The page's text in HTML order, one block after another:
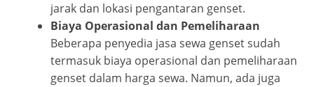
jarak dan lokasi pengantaran genset.
Biaya Operasional dan Pemeliharaan
Beberapa penyedia jasa sewa genset sudah
termasuk biaya operasional dan pemeliharaan
genset dalam harga sewa. Namun, ada juga